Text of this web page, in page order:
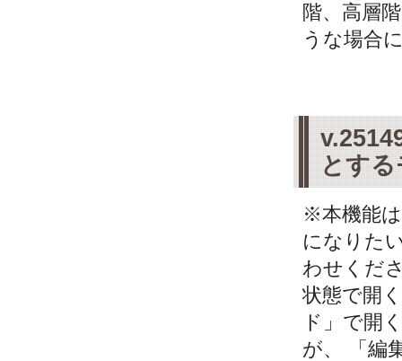
階、高層
うな場合
とす
※本機能
になりた
わせくだ
状態で開
ド」で開
が、 「編